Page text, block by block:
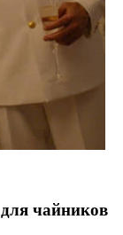
чайников